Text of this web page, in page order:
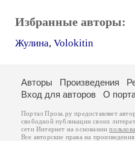
Избранные авторы:
Жулина, Volokitin
Авторы Произведения
Вход для авторов
О
Портал Проза.ру предоставляет
свободной публикации своих
сети Интернет на основании
Все авторские права на